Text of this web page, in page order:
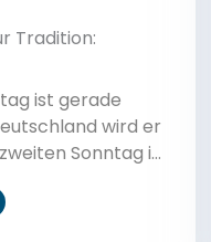
Tradition:
ist gerade
wird er
Sonntag im
Dieser Tag